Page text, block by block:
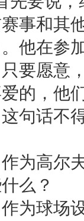
事和其
他在参
要愿意
的，他
句话不
高尔夫
么？
球场设